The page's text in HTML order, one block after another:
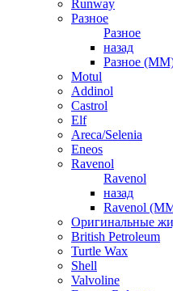
Runway
Разное
Разное
назад
Разное
Motul
Addinol
Castrol
Elf
Areca/Selenia
Eneos
Ravenol
Ravenol
назад
Ravenol
Оригинальные
British Petroleum
Turtle Wax
Shell
Valvoline